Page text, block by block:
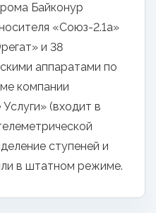
Байконур
«Союз-2.1а»
и 38
аппаратами по
компании
(входит в
ступеней и
в штатном режиме.